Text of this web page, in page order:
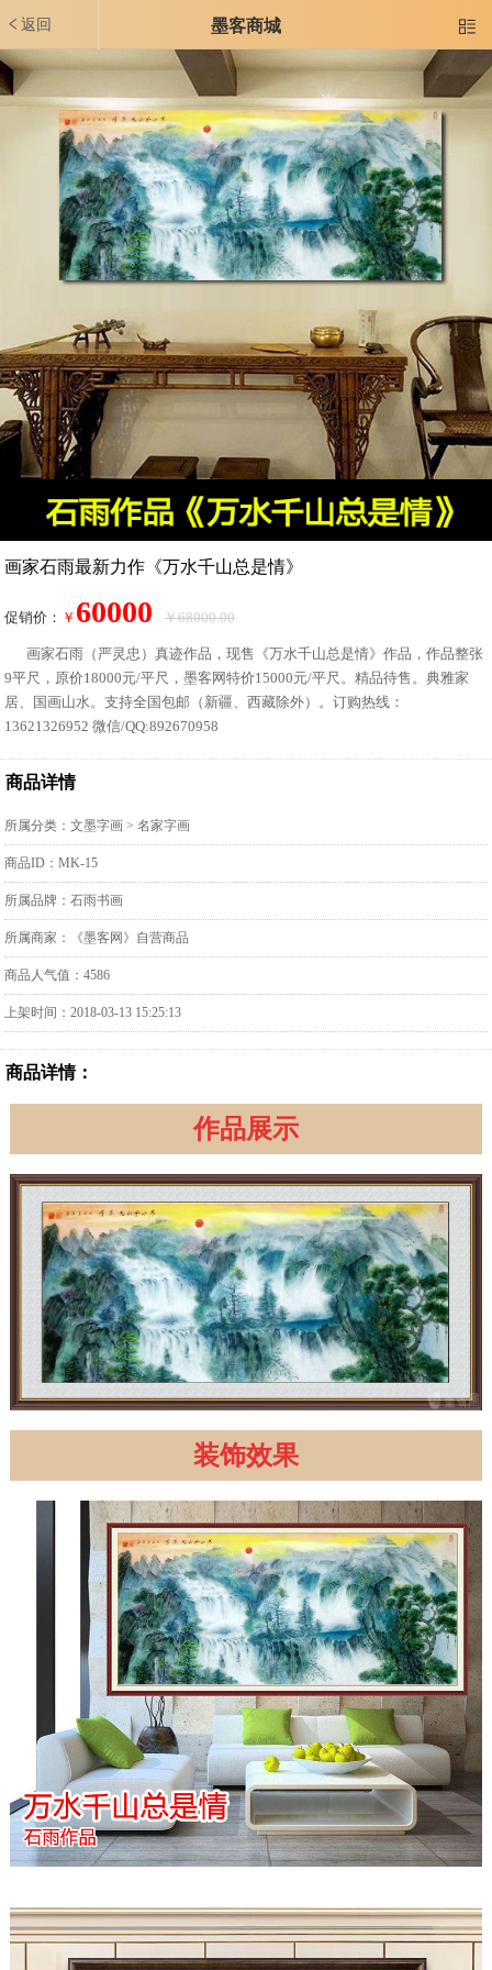
返回 墨客商城 
画家石雨最新力作《万水千山总是情》
促销价： ￥ 60000 ￥68000.00
画家石雨（严灵忠）真迹作品，现售《万水千山总是情》作品，作品整张
9平尺，原价18000元/平尺，墨客网特价15000元/平尺。精品待售。典雅家
居、国画山水。支持全国包邮（新疆、西藏除外）。订购热线：
13621326952 微信/QQ:892670958
商品详情
所属分类：文墨字画 >名家字画
商品ID：MK-15
所属品牌：石雨书画
所属商家：《墨客网》自营商品
商品人气值：4586
上架时间：2018-03-13 15:25:13
商品详情：
作品展示
装饰效果